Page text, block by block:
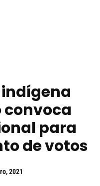
para
de votos
2021